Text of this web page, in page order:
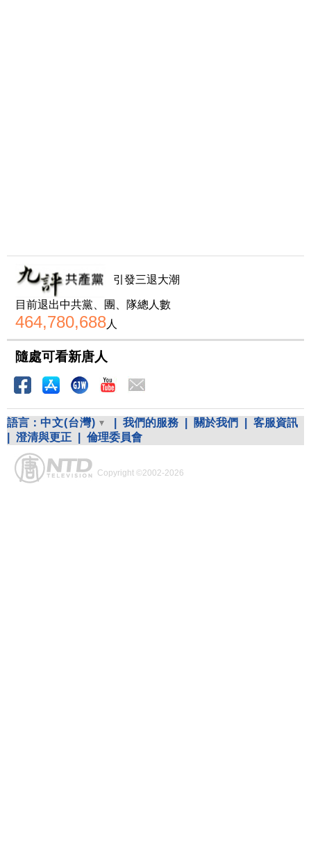
引發三退大潮
目前退出中共黨、團、隊總人數
464,780,688人
隨處可看新唐人
語言： 中文(台灣) 我們的服務 關於我們
客服資訊
澄清與更正 倫理委員會
Copyright ©2002-2026